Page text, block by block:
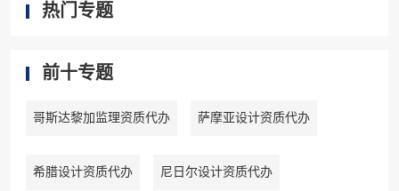
热门专题
前十专题
哥斯达黎加监理资质代办 萨摩亚设计资质代办
希腊设计资质代办 尼日尔设计资质代办